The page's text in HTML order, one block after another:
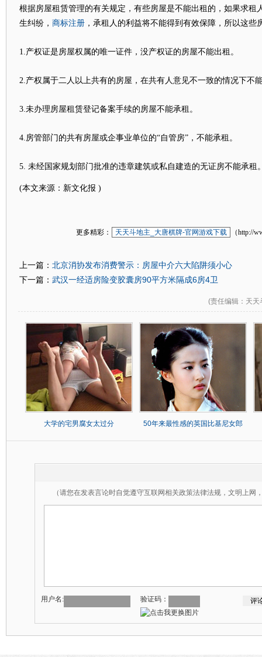
根据房屋租赁管理的有关规定，有些房屋是不能出租的，如果求租
生纠纷， 商标注册，承租人的利益将不能得到有效保障，所以这些
1.产权证是房屋权属的唯一证件，没产权证的房屋不能出租。
2.产权属于二人以上共有的房屋，在共有人意见不一致的情况下不
3.未办理房屋租赁登记备案手续的房屋不能承租。
4.房管部门的共有房屋或企事业单位的“自管房”，不能承租。
5. 未经国家规划部门批准的违章建筑或私自建造的无证房不能承租
(本文来源：新文化报 )
更多精彩： 天天斗地主_大唐棋牌-官网游戏下载 （http://
上一篇： 北京消协发布消费警示：房屋中介六大陷阱须小心
下一篇： 武汉一经适房险变胶囊房90平方米隔成6房4卫
(责任编辑 ：天
大学的宅男腐女太过分 50年来最性感的英国比基尼女郎
（请您在发表言论时自觉遵守互联网相关政策法律法规，文明上网
用户名: 验证码：